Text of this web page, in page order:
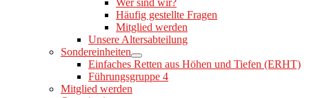
Wer sind wir?
Häufig gestellte Fragen
Mitglied werden
Unsere Altersabteilung
Sondereinheiten
Einfaches Retten aus Höhen und Tiefen (ERHT)
Führungsgruppe 4
Mitglied werden